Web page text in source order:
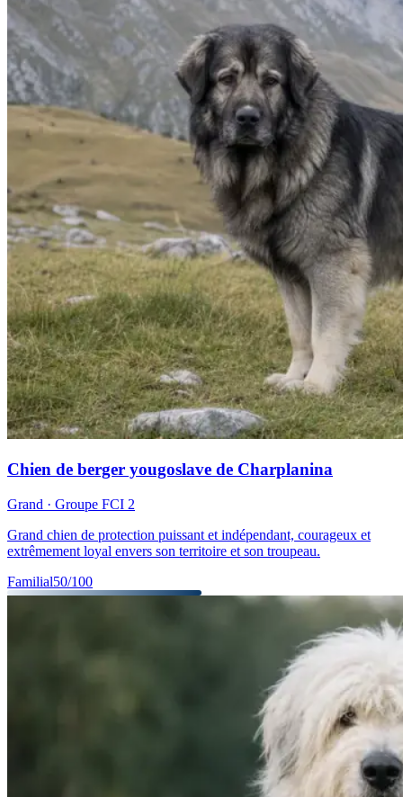
Chien de berger yougoslave de Charplanina
Grand · Groupe FCI 2
Grand chien de protection puissant et indépendant, courageux et
extrêmement loyal envers son territoire et son troupeau.
Familial50/100